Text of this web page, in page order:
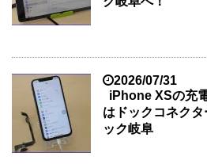
2026/07/31
iPhone XSの充
はドックコネク
ック岐阜